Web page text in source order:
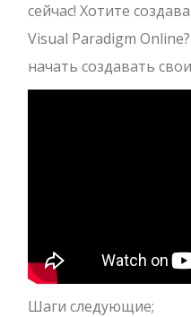
сейчас!Хотите
Visual Paradigm Online?
начать создавать
Шаги следующие;